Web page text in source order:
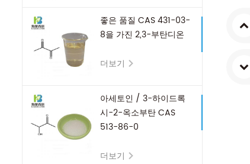
좋은 품질 CAS 431-03-
8을 가진 2,3-부탄디온
더보기
아세토인 / 3-하이드록
시-2-옥소부탄 CAS
513-86-0
더보기